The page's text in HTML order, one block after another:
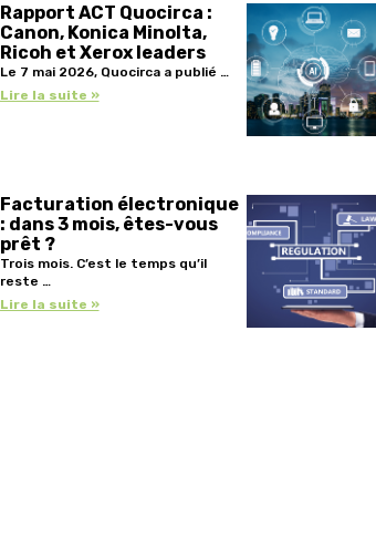
Rapport ACT Quocirca :
Canon, Konica Minolta,
Ricoh et Xerox leaders
Le 7 mai 2026, Quocirca a publié …
Lire la suite »
Facturation électronique
: dans 3 mois, êtes-vous
prêt ?
Trois mois. C’est le temps qu’il
reste …
Lire la suite »